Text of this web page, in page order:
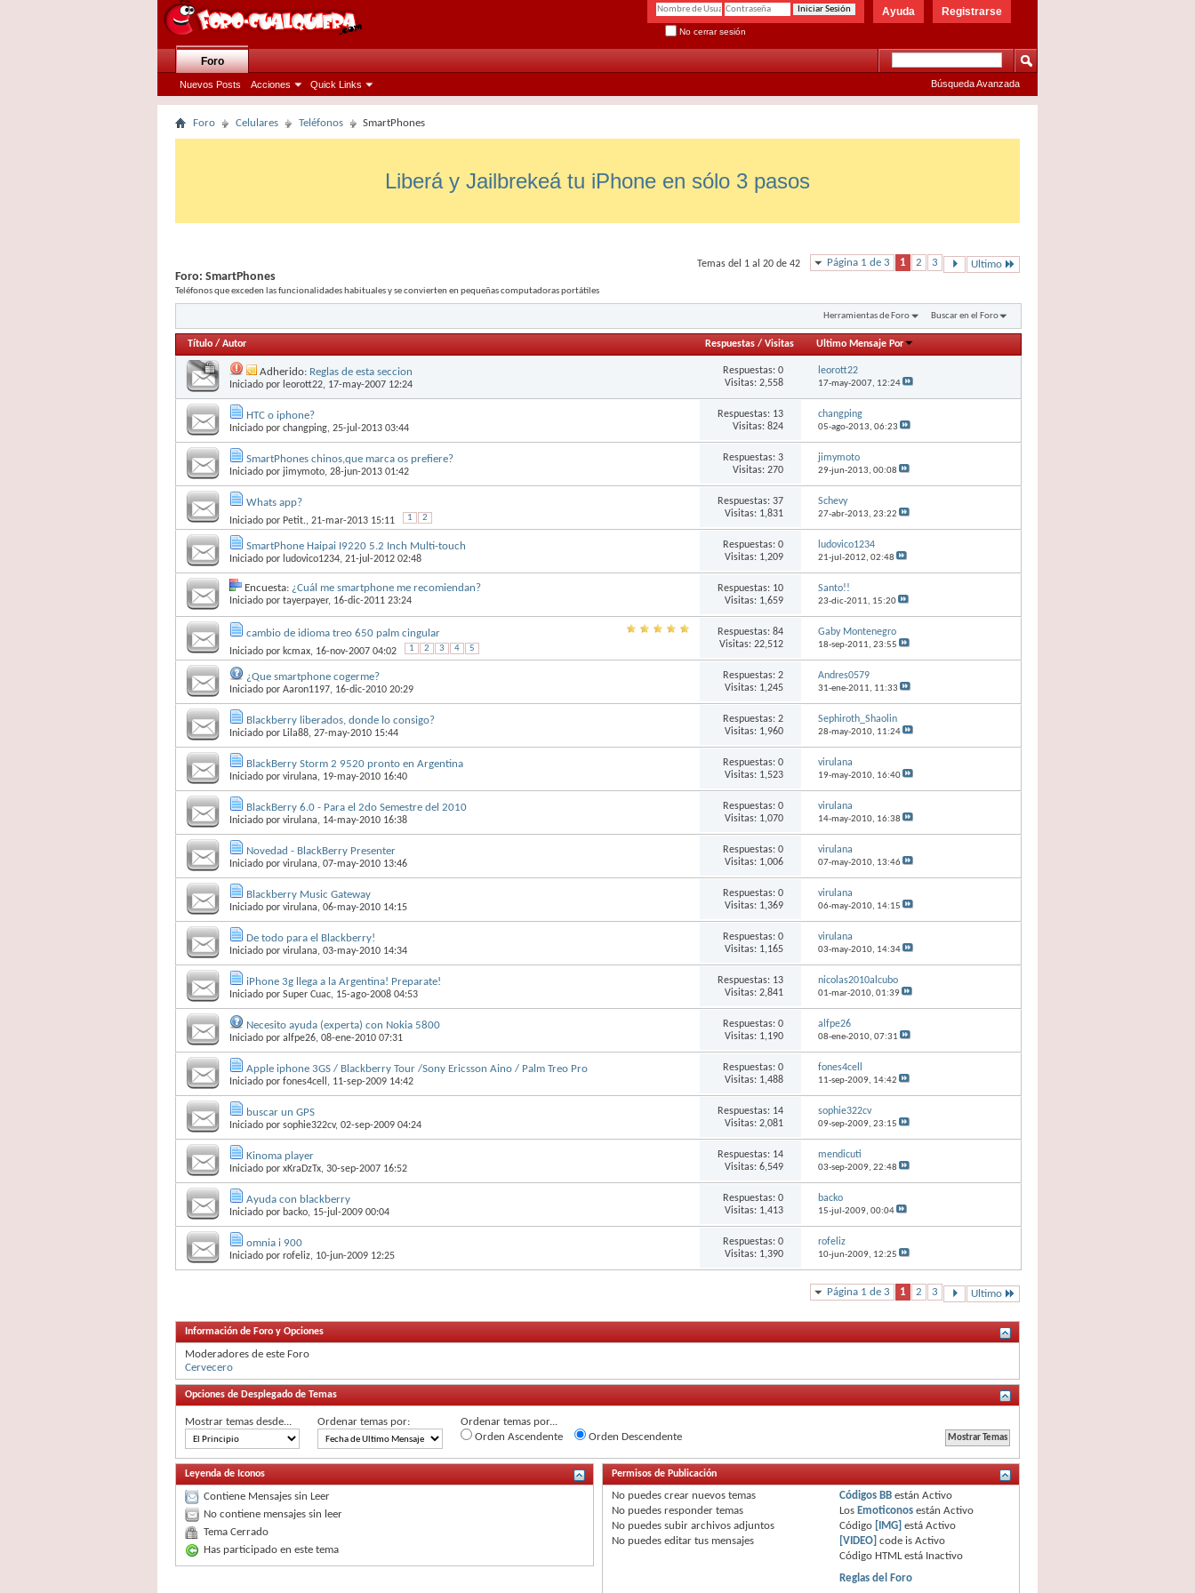
Registrarse
Ayuda
No cerrar sesión
Foro
Nuevos Posts Acciones Quick Links Búsqueda Avanzada
Foro Celulares Teléfonos SmartPhones
Liberá y Jailbrekeá tu iPhone en sólo 3 pasos
Página 1 de 3 1 2 3 Ultimo
Temas del 1 al 20 de 42
Foro: SmartPhones
Teléfonos que exceden las funcionalidades habituales y se convierten en pequeñas computadoras portátiles
Herramientas de Foro Buscar en el Foro
Título / Autor Respuestas/ Visitas Ultimo Mensaje Por
Adherido: Reglas de esta seccion
Iniciado por leorott22, 17-may-2007 12:24
Respuestas: 0
Visitas: 2,558
leorott22
17-may-2007, 12:24
HTC o iphone?
Iniciado por changping, 25-jul-2013 03:44
Respuestas: 13
Visitas: 824
changping
05-ago-2013, 06:23
SmartPhones chinos,que marca os prefiere?
Iniciado por jimymoto, 28-jun-2013 01:42
Respuestas: 3
Visitas: 270
jimymoto
29-jun-2013, 00:08
Whats app?
Iniciado por Petit., 21-mar-2013 15:11 1 2
Respuestas: 37
Visitas: 1,831
Schevy
27-abr-2013, 23:22
SmartPhone Haipai I9220 5.2 Inch Multi-touch
Iniciado por ludovico1234, 21-jul-2012 02:48
Respuestas: 0
Visitas: 1,209
ludovico1234
21-jul-2012, 02:48
Encuesta: ¿Cuál me smartphone me recomiendan?
Iniciado por tayerpayer, 16-dic-2011 23:24
Respuestas: 10
Visitas: 1,659
Santo!!
23-dic-2011, 15:20
cambio de idioma treo 650 palm cingular
Iniciado por kcmax, 16-nov-2007 04:02 1 2 3 4 5
Respuestas: 84
Visitas: 22,512
Gaby Montenegro
18-sep-2011, 23:55
¿Que smartphone cogerme?
Iniciado por Aaron1197, 16-dic-2010 20:29
Respuestas: 2
Visitas: 1,245
Andres0579
31-ene-2011, 11:33
Blackberry liberados, donde lo consigo?
Iniciado por Lila88, 27-may-2010 15:44
Respuestas: 2
Visitas: 1,960
Sephiroth_Shaolin
28-may-2010, 11:24
BlackBerry Storm 2 9520 pronto en Argentina
Iniciado por virulana, 19-may-2010 16:40
Respuestas: 0
Visitas: 1,523
virulana
19-may-2010, 16:40
BlackBerry 6.0 - Para el 2do Semestre del 2010
Iniciado por virulana, 14-may-2010 16:38
Respuestas: 0
Visitas: 1,070
virulana
14-may-2010, 16:38
Novedad - BlackBerry Presenter
Iniciado por virulana, 07-may-2010 13:46
Respuestas: 0
Visitas: 1,006
virulana
07-may-2010, 13:46
Blackberry Music Gateway
Iniciado por virulana, 06-may-2010 14:15
Respuestas: 0
Visitas: 1,369
virulana
06-may-2010, 14:15
De todo para el Blackberry!
Iniciado por virulana, 03-may-2010 14:34
Respuestas: 0
Visitas: 1,165
virulana
03-may-2010, 14:34
iPhone 3g llega a la Argentina! Preparate!
Iniciado por Super Cuac, 15-ago-2008 04:53
Respuestas: 13
Visitas: 2,841
nicolas2010alcubo
01-mar-2010, 01:39
Necesito ayuda (experta) con Nokia 5800
Iniciado por alfpe26, 08-ene-2010 07:31
Respuestas: 0
Visitas: 1,190
alfpe26
08-ene-2010, 07:31
Apple iphone 3GS / Blackberry Tour /Sony Ericsson Aino / Palm Treo Pro
Iniciado por fones4cell , 11-sep-2009 14:42
Respuestas: 0
Visitas: 1,488
fones4cell
11-sep-2009, 14:42
buscar un GPS
Iniciado por sophie322cv, 02-sep-2009 04:24
Respuestas: 14
Visitas: 2,081
sophie322cv
09-sep-2009, 23:15
Kinoma player
Iniciado por xKraDzTx, 30-sep-2007 16:52
Respuestas: 14
Visitas: 6,549
mendicuti
03-sep-2009, 22:48
Ayuda con blackberry
Iniciado por backo, 15-jul-2009 00:04
Respuestas: 0
Visitas: 1,413
backo
15-jul-2009, 00:04
omnia i 900
Iniciado por rofeliz, 10-jun-2009 12:25
Respuestas: 0
Visitas: 1,390
rofeliz
10-jun-2009, 12:25
Página 1 de 3 1 2 3 Ultimo
Información de Foro y Opciones
Moderadores de este Foro
Cervecero
Opciones de Desplegado de Temas
Mostrar temas desde... Ordenar temas por:
Ordenar temas por...
Orden Ascendente
Orden Descendente
Leyenda de Iconos
Contiene Mensajes sin Leer
No contiene mensajes sin leer
Tema Cerrado
Has participado en este tema
Permisos de Publicación
No puedescrear nuevos temas
No puedesresponder temas
No puedessubir archivos adjuntos
No puedeseditar tus mensajes
Códigos BB estánActivo
Los Emoticonos estánActivo
Código [IMG] estáActivo
[VIDEO] code isActivo
Código HTML está Inactivo
Reglas del Foro